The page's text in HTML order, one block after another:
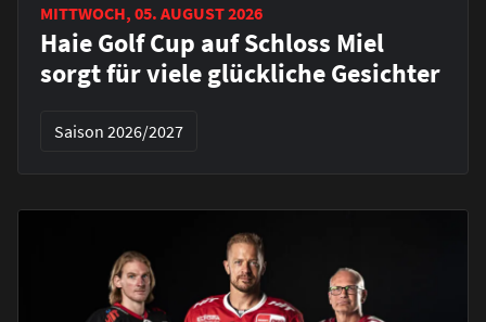
MITTWOCH, 05. AUGUST 2026
Haie Golf Cup auf Schloss Miel
sorgt für viele glückliche Gesichter
Saison 2026/2027